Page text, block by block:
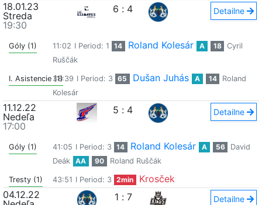
18.01.23
Streda
19:30
6 : 4 Detailne
Góly (1) 11:02 I Period: 1 14 Roland Kolesár A 18
Cyril
Ruščák
I. Asistencie (1)38:39 I Period: 3 65 Dušan Juhás A 14
Roland
Kolesár
11.12.22
Nedeľa
17:00
5 : 4 Detailne
Góly (1) 41:05 I Period: 3 14 Roland Kolesár A 56
David
Deák
AA 90 Roland Ruščák
Tresty (1) 43:51 I Period: 3 2min
Krosček
04.12.22
1 : 7 Detailne